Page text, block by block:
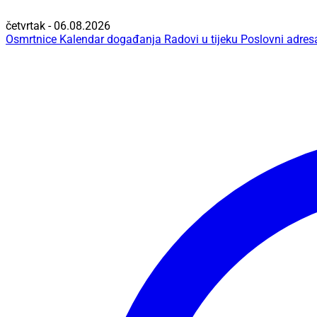
četvrtak - 06.08.2026
Osmrtnice Kalendar događanja Radovi u tijeku Poslovni